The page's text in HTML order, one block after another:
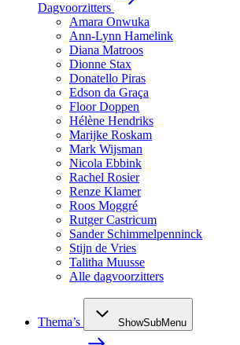
Dagvoorzitters
Amara Onwuka
Ann-Lynn Hamelink
Diana Matroos
Dionne Stax
Donatello Piras
Edson da Graça
Floor Doppen
Hélène Hendriks
Marijke Roskam
Mark Wijsman
Nicola Ebbink
Rachel Rosier
Renze Klamer
Roos Moggré
Rutger Castricum
Sander Schimmelpenninck
Stijn de Vries
Talitha Muusse
Alle dagvoorzitters
Thema’s ShowSubMenu